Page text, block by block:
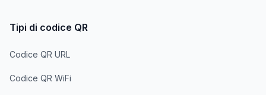
Tipi di codice QR
Codice QR URL
Codice QR WiFi